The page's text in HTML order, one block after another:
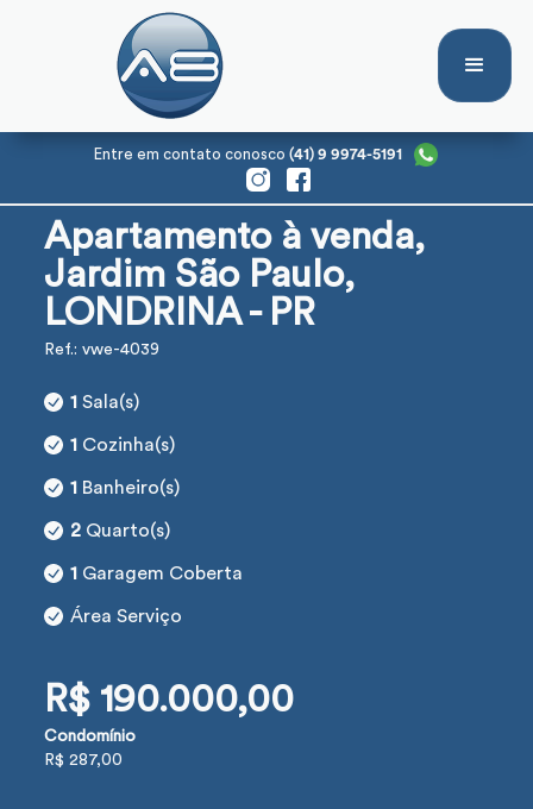
Entre em contato conosco (41) 9 9974-5191
Apartamento à venda,
Jardim São Paulo,
LONDRINA - PR
Ref.: vwe-4039
1 Sala(s)
1 Cozinha(s)
1 Banheiro(s)
2Quarto(s)
1 Garagem Coberta
Área Serviço
R$ 190.000,00
Condomínio
R$ 287,00